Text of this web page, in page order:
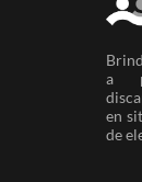
a
en
de